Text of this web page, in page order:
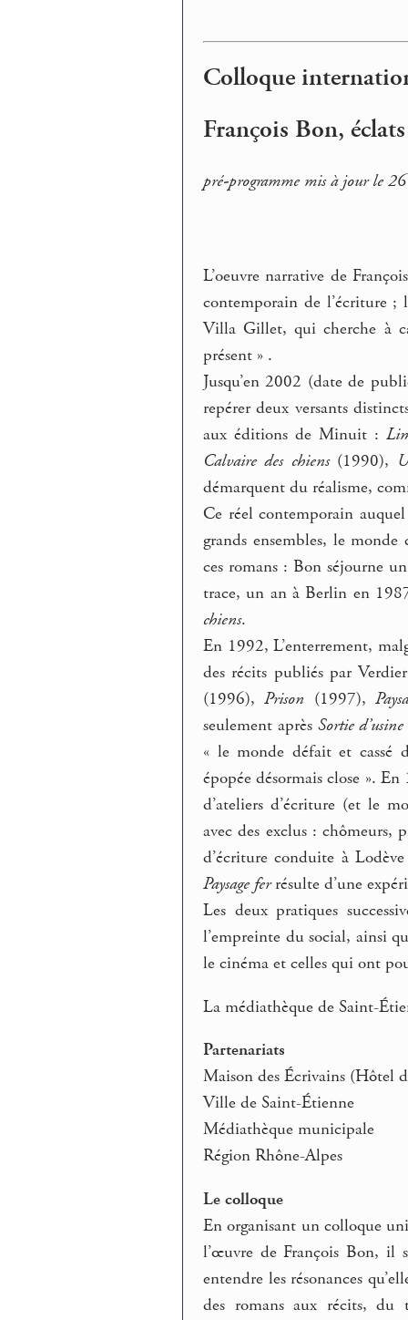
Colloque
François Bon,
pré-programme mis à jour le
L’oeuvre narrative de
contemporain de l’écriture ;
Villa Gillet, qui cherche à
présent » .
Jusqu’en 2002 (date de
repérer deux versants
aux éditions de Minuit :
Calvaire des chiens(1990),
démarquent du réalisme,
Ce réel contemporain
grands ensembles, le monde
ces romans : Bon séjourne
trace, un an à Berlin en
chiens.
En 1992, L’enterrement,
des récits publiés par
(1996),Prison (1997),
seulement après Sortie d’usine
« le monde défait et cassé
épopée désormais close ».
d’ateliers d’écriture (et le
avec des exclus : chômeurs,
d’écriture conduite à
Paysage ferrésulte d’une
Les deux pratiques
l’empreinte du social, ainsi
le cinéma et celles qui ont
La médiathèque de Saint-
Partenariats
Maison des Écrivains (Hôtel
Ville de Saint-Étienne
Médiathèque municipale
Région Rhône-Alpes
Le colloque
En organisant un colloque
l’œuvre de François Bon, il
entendre les résonances
des romans aux récits, du